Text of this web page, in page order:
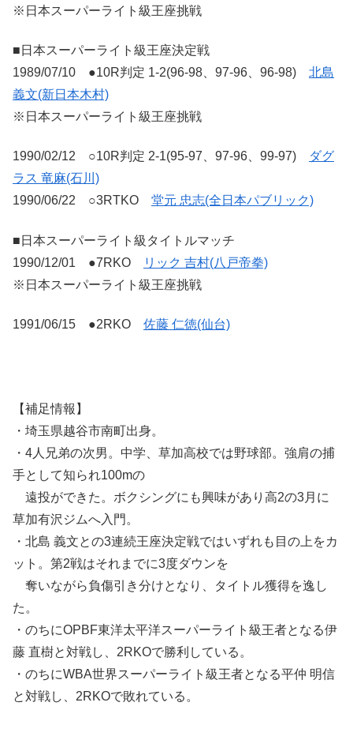
※日本スーパーライト級王座挑戦
■日本スーパーライト級王座決定戦
1989/07/10 ●10R判定 1-2(96-98、97-96、96-98) 北島
義文(新日本木村)
※日本スーパーライト級王座挑戦
1990/02/12 ○10R判定 2-1(95-97、97-96、99-97)
ダグ
ラス 竜麻(石川)
1990/06/22 ○3RTKO 堂元 忠志(全日本パブリック)
■日本スーパーライト級タイトルマッチ
1990/12/01 ●7RKO
リック 吉村(八戸帝拳)
※日本スーパーライト級王座挑戦
1991/06/15 ●2RKO 佐藤 仁徳(仙台)
【補足情報】
・埼玉県越谷市南町出身。
・4人兄弟の次男。中学、草加高校では野球部。強肩の捕
手として知られ100mの
遠投ができた。ボクシングにも興味があり高2の3月に
草加有沢ジムへ入門。
・北島 義文との3連続王座決定戦ではいずれも目の上をカ
ット。第2戦はそれまでに3度ダウンを
奪いながら負傷引き分けとなり、タイトル獲得を逸し
た。
・のちにOPBF東洋太平洋スーパーライト級王者となる伊
藤 直樹と対戦し、2RKOで勝利している。
・のちにWBA世界スーパーライト級王者となる平仲 明信
と対戦し、2RKOで敗れている。